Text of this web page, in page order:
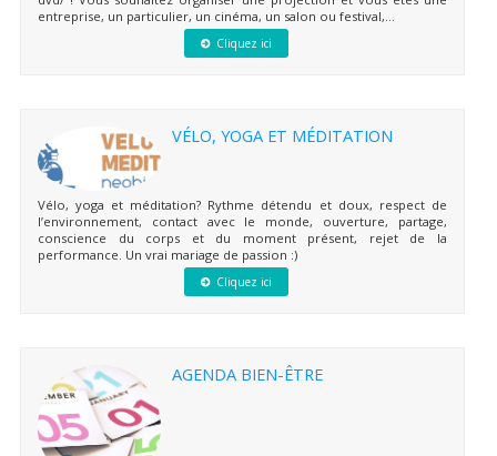
entreprise, un particulier, un cinéma, un salon ou festival,...
Cliquez ici
VÉLO, YOGA ET MÉDITATION
Vélo, yoga et méditation? Rythme détendu et doux, respect de
l’environnement, contact avec le monde, ouverture, partage,
conscience du corps et du moment présent, rejet de la
performance. Un vrai mariage de passion :)
Cliquez ici
AGENDA BIEN-ÊTRE